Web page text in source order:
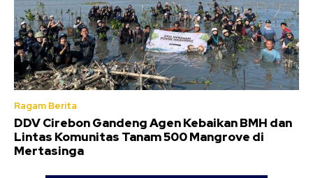
Ragam Berita
DDV Cirebon Gandeng Agen Kebaikan BMH dan
Lintas Komunitas Tanam 500 Mangrove di
Mertasinga